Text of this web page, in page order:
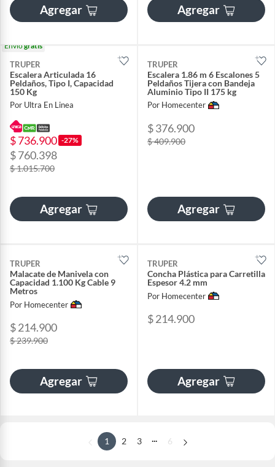
Agregar Agregar
Envíogratis
TRUPER
Escalera Articulada 16
Peldaños, Tipo I, Capacidad
150 Kg
Por Ultra En Linea
$ 736.900 -27%
$ 760.398
$ 1.015.700
Agregar
TRUPER
Escalera 1.86 m 6 Escalones 5
Peldaños Tijera con Bandeja
Aluminio Tipo II 175 kg
Por Homecenter
$ 376.900
$ 409.900
Agregar
TRUPER
Malacate de Manivela con
Capacidad 1.100 Kg Cable 9
Metros
Por Homecenter
$ 214.900
$ 239.900
Agregar
TRUPER
Concha Plástica para Carretilla
Espesor 4.2 mm
Por Homecenter
$ 214.900
Agregar
1 2 3 ... 6